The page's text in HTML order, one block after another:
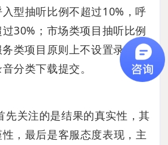
型抽听比例不超过10%，呼
30%；市场类项目抽听比例
类项目原则上不设置录音质
分类下载提交。
先关注的是结果的真实性，其
，最后是客服态度表现，主